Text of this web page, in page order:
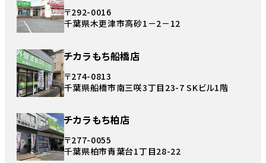
〒292-0016
千葉県木更津市高砂1－2－12
チカラもち船橋店
〒274-0813
千葉県船橋市南三咲3丁目23-7 SKビル1階
チカラもち柏店
〒277-0055
千葉県柏市青葉台1丁目28-22